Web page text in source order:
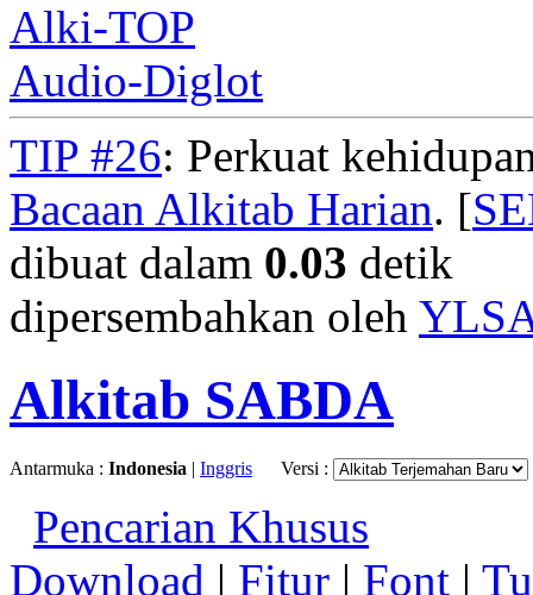
Alki-TOP
Audio-Diglot
TIP #26: Perkuat
Bacaan Alkitab Harian. [
dibuat dalam 0.03 detik
dipersembahkan oleh
Alkitab SABDA
Antarmuka : Indonesia | Inggris Versi :
Pencarian Khusus
Download | Fitur | Font |